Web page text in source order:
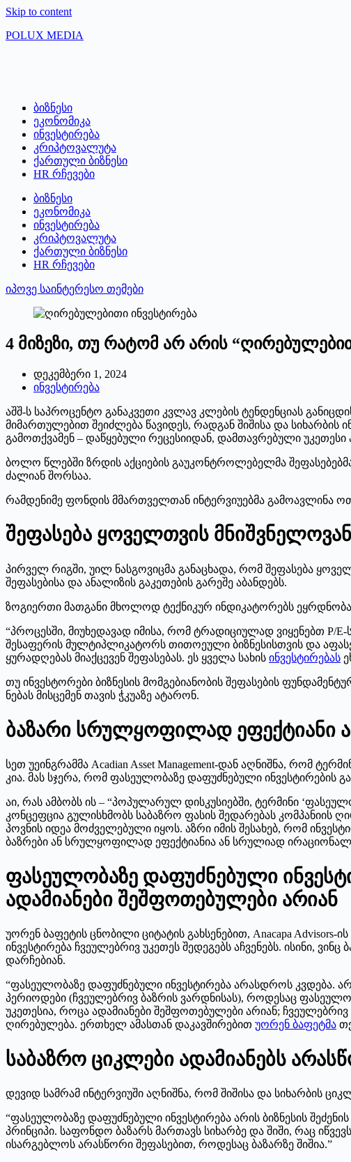
Skip to content
POLUX MEDIA
ბიზნესი
ეკონომიკა
ინვესტირება
კრიპტოვალუტა
ქართული ბიზნესი
HR რჩევები
ბიზნესი
ეკონომიკა
ინვესტირება
კრიპტოვალუტა
ქართული ბიზნესი
HR რჩევები
იპოვე საინტერესო თემები
4 მიზეზი, თუ რატომ არ არის
დეკემბერი 1, 2024
ინვესტირება
აშშ-ს საპროცენტო განაკვეთი კვლავ კლების ტენდენციას
მიმართულებით შეიძლება წავიდეს, რადგან შიშისა და სიხარბის
გამოთქვამენ – დაწყებული რეცესიიდან, დამთავრებული
ბოლო წლებში ზრდის აქციების გაუკონტროლებელმა
ძალიან შორსაა.
რამდენიმე ფონდის მმართველთან ინტერვიუებმა გამოავლინა
შეფასება ყოველთვის
პირველ რიგში, უილ ნასგოვიცმა განაცხადა, რომ შეფასება
შეფასებისა და ანალიზის გაკეთების გარეშე აბანდებს.
ზოგიერთი მათგანი მხოლოდ ტექნიკურ ინდიკატორებს
“პროცესში, მიუხედავად იმისა, რომ ტრადიციულად ვიყენებთ P/E-
შესაფერის მულტიპლიკატორს თითოეული ბიზნესისთვის და
ყურადღებას მიაქცევენ შეფასებას. ეს ყველა სახის ინვესტირებას
თუ ინვესტორები ბიზნესის მომგებიანობის შეფასების
ნებას მისცემენ თავის ჭკუაზე ატარონ.
ბაზარი სრულყოფილად ეფექტიანი
სეთ უეინგრამმა Acadian Asset Management-დან აღნიშნა, რომ
კია. მას სჯერა, რომ ფასეულობაზე დაფუძნებული
აი, რას ამბობს ის – “პოპულარულ დისკუსიებში, ტერმინი
კონცეფცია გულისხმობს საბაზრო ფასის შედარებას კომპანიის
პოვნის იდეა მოძველებული იყოს. აზრი იმის შესახებ, რომ
ბაზრები ან სრულყოფილად ეფექტიანია ან სრულიად
ფასეულობაზე დაფუძნებული
ადამიანები შეშფოთებულები არიან
უორენ ბაფეტის ცნობილი ციტატის გახსენებით, Anacapa
ინვესტირება ჩვეულებრივ უკეთეს შედეგებს აჩვენებს. ისინი,
დარჩებიან.
“ფასეულობაზე დაფუძნებული ინვესტირება არასდროს კვდება.
პერიოდები (ჩვეულებრივ ბაზრის ვარდნისას), როდესაც
უკეთესია, როცა ადამიანები შეშფოთებულები არიან;
ღირებულება. ერთხელ ამასთან დაკავშირებით უორენ ბაფეტმა
საბაზრო ციკლები ადამიანებს
დევიდ სამრამ ინტერვიუში აღნიშნა, რომ შიშისა და სიხარბის
“ფასეულობაზე დაფუძნებული ინვესტირება არის ბიზნესის
პრინციპი. საფონდო ბაზარს მართავს სიხარბე და შიში, რაც
ისარგებლოს არასწორი შეფასებით, როდესაც ბაზარზე შიშია.”